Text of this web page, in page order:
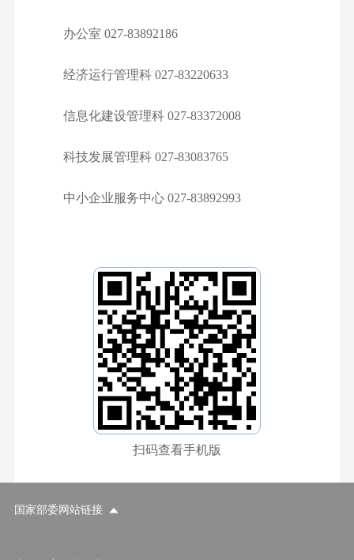
办公室 027-83892186
经济运行管理科 027-83220633
信息化建设管理科 027-83372008
科技发展管理科 027-83083765
中小企业服务中心 027-83892993
扫码查看手机版
国家部委网站链接